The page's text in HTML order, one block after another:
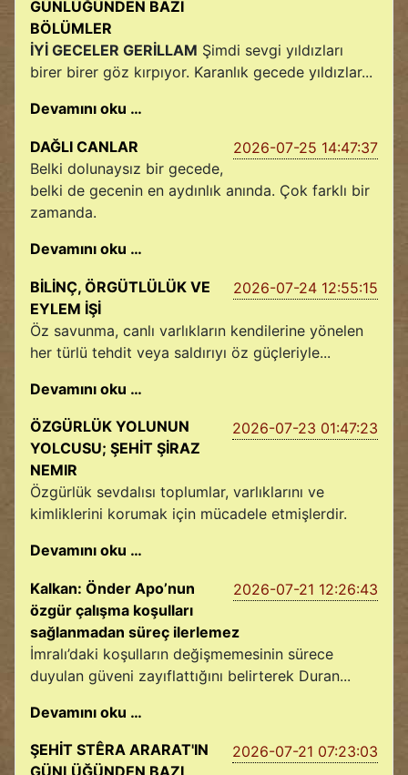
GÜNLÜĞÜNDEN BAZI
BÖLÜMLER
İYİ GECELER GERİLLAM Şimdi sevgi yıldızları
birer birer göz kırpıyor. Karanlık gecede yıldızlar...
Devamını oku …
2026-07-25 14:47:37
DAĞLI CANLAR
Belki dolunaysız bir gecede,
belki de gecenin en aydınlık anında. Çok farklı bir
zamanda.
Devamını oku …
2026-07-24 12:55:15
BİLİNÇ, ÖRGÜTLÜLÜK VE
EYLEM İŞİ
Öz savunma, canlı varlıkların kendilerine yönelen
her türlü tehdit veya saldırıyı öz güçleriyle...
Devamını oku …
2026-07-23 01:47:23
ÖZGÜRLÜK YOLUNUN
YOLCUSU; ŞEHİT ŞİRAZ
NEMIR
Özgürlük sevdalısı toplumlar, varlıklarını ve
kimliklerini korumak için mücadele etmişlerdir.
Devamını oku …
2026-07-21 12:26:43
Kalkan: Önder Apo’nun
özgür çalışma koşulları
sağlanmadan süreç ilerlemez
İmralı’daki koşulların değişmemesinin sürece
duyulan güveni zayıflattığını belirterek Duran...
Devamını oku …
2026-07-21 07:23:03
ŞEHİT STÊRA ARARAT'IN